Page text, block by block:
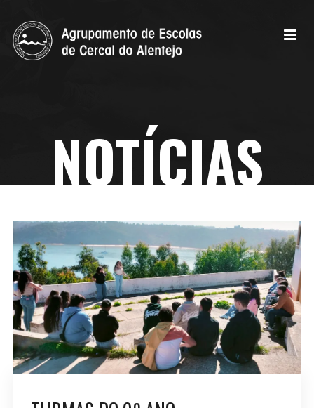
NOTÍCIAS